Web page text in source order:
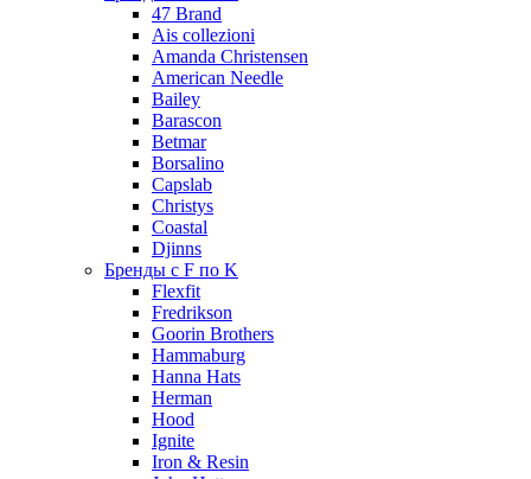
47 Brand
Ais collezioni
Amanda Christensen
American Needle
Bailey
Barascon
Betmar
Borsalino
Capslab
Christys
Coastal
Djinns
Бренды с F по K
Flexfit
Fredrikson
Goorin Brothers
Hammaburg
Hanna Hats
Herman
Hood
Ignite
Iron & Resin